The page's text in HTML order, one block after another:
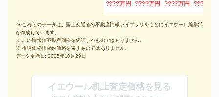
????万円 ????万円 ????万円 ????万円
※ これらのデータは、国土交通省の不動産情報ライブラリをもとにイエウール編集部
が作成しています。
※ この情報は不動産価格を保証するものではありません。
※ 相場価格は成約価格を表すものではありません。
データ更新日: 2025年10月29日
イエウール机上査定価格を見る